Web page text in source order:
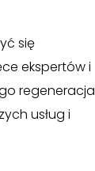
się
ekspertów i
regeneracja
usług i